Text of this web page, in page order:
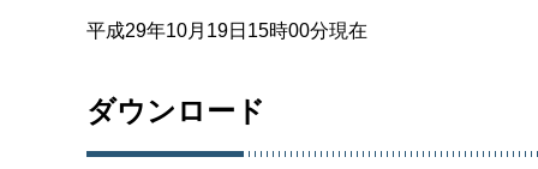
平成29年10月19日15時00分現在
ダウンロード